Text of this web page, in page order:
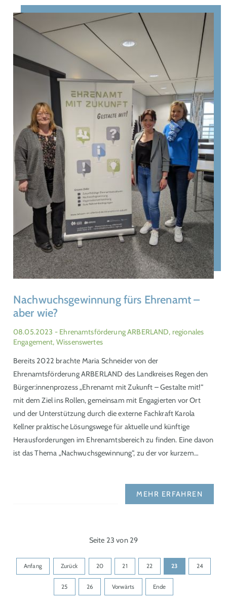
Nachwuchsgewinnung fürs Ehrenamt –
aber wie?
08.05.2023 - Ehrenamtsförderung ARBERLAND, regionales
Engagement, Wissenswertes
Bereits 2022 brachte Maria Schneider von der
Ehrenamtsförderung ARBERLAND des Landkreises Regen den
Bürger:innenprozess „Ehrenamt mit Zukunft – Gestalte mit!“
mit dem Ziel ins Rollen, gemeinsam mit Engagierten vor Ort
und der Unterstützung durch die externe Fachkraft Karola
Kellner praktische Lösungswege für aktuelle und künftige
Herausforderungen im Ehrenamtsbereich zu finden. Eine davon
ist das Thema „Nachwuchsgewinnung“, zu der vor kurzem…
MEHR ERFAHREN
Seite 23 von 29
Anfang Zurück 20 21 22 23 24
25 26 Vorwärts Ende